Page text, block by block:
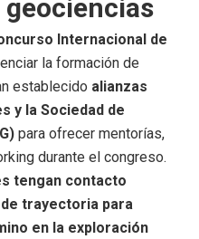
Internacional de
la formación de
establecido alianzas
y la Sociedad de
para ofrecer mentorías,
durante el congreso.
tengan contacto
trayectoria para
en la exploración